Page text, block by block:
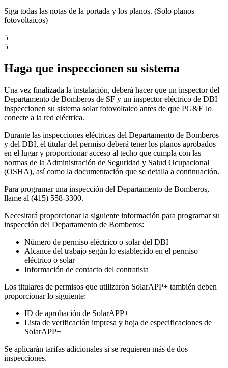
Siga todas las notas de la portada y los planos. (Solo planos
fotovoltaicos)
5
5
Haga que inspeccionen su sistema
Una vez finalizada la instalación, deberá hacer que un inspector del
Departamento de Bomberos de SF y un inspector eléctrico de DBI
inspeccionen su sistema solar fotovoltaico antes de que PG&E lo
conecte a la red eléctrica.
Durante las inspecciones eléctricas del Departamento de Bomberos
y del DBI, el titular del permiso deberá tener los planos aprobados
en el lugar y proporcionar acceso al techo que cumpla con las
normas de la Administración de Seguridad y Salud Ocupacional
(OSHA), así como la documentación que se detalla a continuación.
Para programar una inspección del Departamento de Bomberos,
llame al (415) 558-3300.
Necesitará proporcionar la siguiente información para programar su
inspección del Departamento de Bomberos:
Número de permiso eléctrico o solar del DBI
Alcance del trabajo según lo establecido en el permiso
eléctrico o solar
Información de contacto del contratista
Los titulares de permisos que utilizaron SolarAPP+ también deben
proporcionar lo siguiente:
ID de aprobación de SolarAPP+
Lista de verificación impresa y hoja de especificaciones de
SolarAPP+
Se aplicarán tarifas adicionales si se requieren más de dos
inspecciones.